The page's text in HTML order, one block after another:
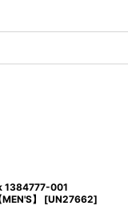
1384777-001
】
[UN27662]